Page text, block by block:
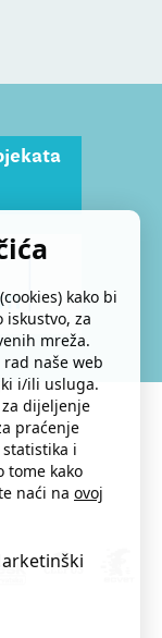
kako bi
za
mreža.
naše web
i/ili usluga.
dijeljenje
praćenje
i
tome kako
naći na ovoj